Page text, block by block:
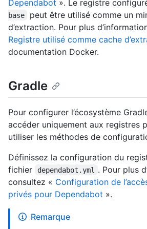
Dependabot ». Le registre
base
peut être utilisé comme un
d’extraction. Pour plus
Registre utilisé comme cache
documentation Docker.
Gradle
Pour configurer l’écosystème
accéder uniquement aux registres
utiliser les méthodes de
Définissez la configuration du
fichier
dependabot.yml
. Pour plus
consultez « Configuration de
privés pour Dependabot ».
Remarque